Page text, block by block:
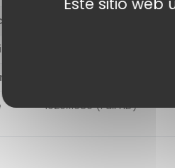
1920x1080 (Full HD)